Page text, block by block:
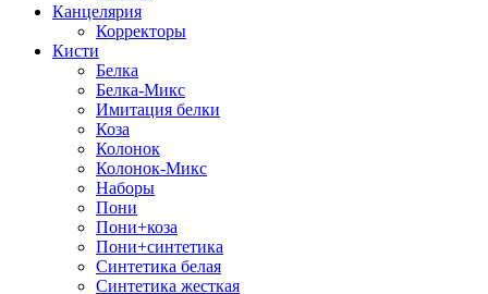
Канцелярия
Корректоры
Кисти
Белка
Белка-Микс
Имитация белки
Коза
Колонок
Колонок-Микс
Наборы
Пони
Пони+коза
Пони+синтетика
Синтетика белая
Синтетика жесткая